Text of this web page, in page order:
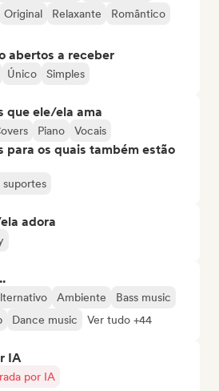
Original Relaxante
Romântico
abertos a receber
Único Simples
que ele/ela ama
Piano Vocais
para os quais também estão
suportes
adora
Ambiente
Bass music
Dance music Ver tudo +44
IA
por IA